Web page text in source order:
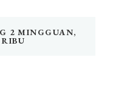
2 MINGGUAN,